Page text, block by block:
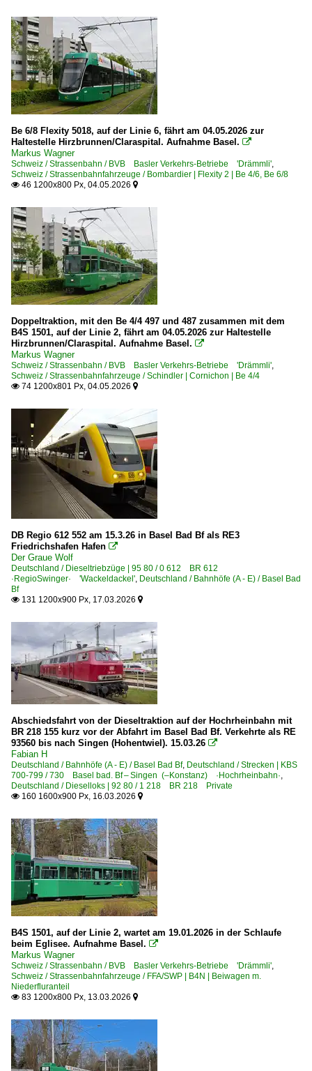
Be 6/8 Flexity 5018, auf der Linie 6, fährt am 04.05.2026 zur
Haltestelle Hirzbrunnen/Claraspital. Aufnahme Basel. 
Markus Wagner
Schweiz / Strassenbahn / BVB Basler Verkehrs-Betriebe 'Drämmli'
Schweiz / Strassenbahnfahrzeuge / Bombardier | Flexity 2 | Be 4/6, Be 6/8
 46 1200x800 Px, 04.05.2026 
Doppeltraktion, mit den Be 4/4 497 und 487 zusammen mit dem
B4S 1501, auf der Linie 2, fährt am 04.05.2026 zur Haltestelle
Hirzbrunnen/Claraspital. Aufnahme Basel. 
Markus Wagner
Schweiz / Strassenbahn / BVB Basler Verkehrs-Betriebe 'Drämmli'
Schweiz / Strassenbahnfahrzeuge / Schindler | Cornichon | Be 4/4
 74 1200x801 Px, 04.05.2026 
DB Regio 612 552 am 15.3.26 in Basel Bad Bf als RE3
Friedrichshafen Hafen 
Der Graue Wolf
Deutschland / Dieseltriebzüge | 95 80 / 0 612 BR 612
·RegioSwinger· 'Wackeldackel' Deutschland / Bahnhöfe (A - E) / Basel Bad
Bf
 131 1200x900 Px, 17.03.2026 
Abschiedsfahrt von der Dieseltraktion auf der Hochrheinbahn mit
BR 218 155 kurz vor der Abfahrt im Basel Bad Bf. Verkehrte als RE
93560 bis nach Singen (Hohentwiel). 15.03.26 
Fabian H
Deutschland / Bahnhöfe (A - E) / Basel Bad Bf, Deutschland / Strecken | KBS
700-799 / 730 Basel bad. Bf – Singen (–Konstanz) ·Hochrheinbahn·
Deutschland / Dieselloks | 92 80 / 1 218 BR 218 Private
 160 1600x900 Px, 16.03.2026 
B4S 1501, auf der Linie 2, wartet am 19.01.2026 in der Schlaufe
beim Eglisee. Aufnahme Basel. 
Markus Wagner
Schweiz / Strassenbahn / BVB Basler Verkehrs-Betriebe 'Drämmli'
Schweiz / Strassenbahnfahrzeuge / FFA/SWP | B4N | Beiwagen m.
Niederfluranteil
 83 1200x800 Px, 13.03.2026 